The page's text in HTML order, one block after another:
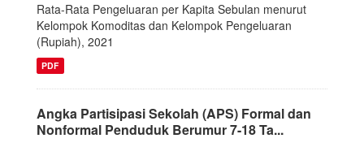
Rata-Rata Pengeluaran per Kapita Sebulan menurut
Kelompok Komoditas dan Kelompok Pengeluaran
(Rupiah), 2021
PDF
Angka Partisipasi Sekolah (APS) Formal dan
Nonformal Penduduk Berumur 7-18 Ta...